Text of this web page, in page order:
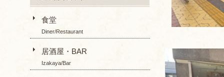
食堂
Diner/Restaurant
居酒屋・BAR
Izakaya/Bar